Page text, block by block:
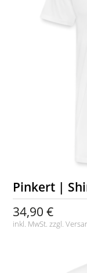
Pinkert |
34,90 €
inkl. MwSt. zzgl.